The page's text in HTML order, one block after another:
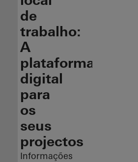
de
trabalho:
A
plataforma
digital
para
os
seus
projectos
Informações